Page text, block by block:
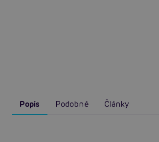
Popis Podobné Články